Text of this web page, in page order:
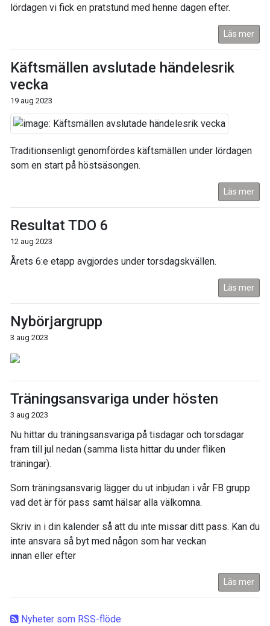
Nyheter som RSS-flöde
lördagen vi fick en pratstund med henne dagen efter.
Läs mer
Käftsmällen avslutade händelesrik
vecka
19 aug 2023
Traditionsenligt genomfördes käftsmällen under lördagen
som en start på höstsäsongen.
Läs mer
Resultat TDO 6
12 aug 2023
Årets 6:e etapp avgjordes under torsdagskvällen.
Läs mer
Nybörjargrupp
3 aug 2023
Träningsansvariga under hösten
3 aug 2023
Nu hittar du träningsansvariga på tisdagar och torsdagar
fram till jul nedan (samma lista hittar du under fliken
träningar).
Som träningsansvarig lägger du ut inbjudan i vår FB grupp
vad det är för pass samt hälsar alla välkomna.
Skriv in i din kalender så att du inte missar ditt pass. Kan du
inte ansvara så byt med någon som har veckan
innan eller efter
Läs mer